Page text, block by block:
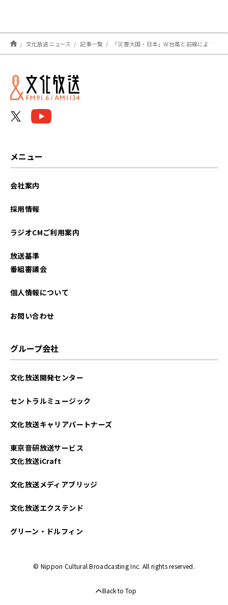
文化放送ニュース 記事一覧 「災害大国・日本」W台風と前線による大雨、さらに震度6強・6弱の地震も相次ぐ…
メニュー
会社案内
採用情報
ラジオCMご利用案内
放送基準
番組審議会
個人情報について
お問い合わせ
グループ会社
文化放送開発センター
セントラルミュージック
文化放送キャリアパートナーズ
東京音研放送サービス
文化放送iCraft
文化放送メディアブリッジ
文化放送エクステンド
グリーン・ドルフィン
© Nippon Cultural Broadcasting Inc. All rights reserved.
Back to Top